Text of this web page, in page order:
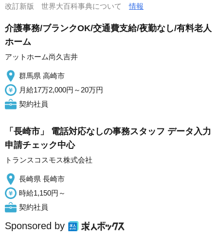
改訂新版 世界大百科事典について情報
介護事務/ブランクOK/交通費支給/夜勤なし/有料老人
ホーム
アットホーム尚久吉井
群馬県 高崎市
月給17万2,000円～20万円
契約社員
「長崎市」 電話対応なしの事務スタッフ データ入力
申請チェック中心
トランスコスモス株式会社
長崎県 長崎市
時給1,150円～
契約社員
Sponsored by